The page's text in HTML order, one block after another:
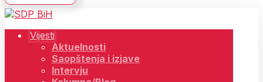
Vijesti
Aktuelnosti
Saopštenja i izjave
Intervju